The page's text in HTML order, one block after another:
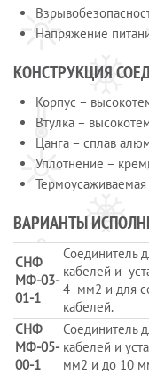
Напряжение
КОНСТРУКЦИЯ
Корпус –
Втулка –
Цанга – сплав
Уплотнение –
ВАРИАНТЫ
СНФ
МФ-03-
01-1
Соединитель
кабелей и
4 мм2 и для
кабелей.
СНФ
МФ-05-
00-1
Соединитель
кабелей и
мм2 и до 10